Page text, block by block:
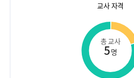
교사 자격
총 교사
5명